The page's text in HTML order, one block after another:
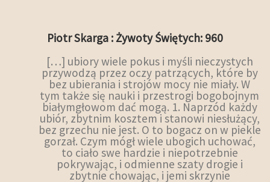
Piotr Skarga : Żywoty Świętych: 960
[…] ubiory wiele pokus i myśli nieczystych
przywodzą przez oczy patrzących, które by
bez ubierania i strojów mocy nie miały. W
tym także się nauki i przestrogi bogobojnym
białymgłowom dać mogą. 1. Naprzód każdy
ubiór, zbytnim kosztem i stanowi niesłużący,
bez grzechu nie jest. O to bogacz on w piekle
gorzał. Czym mógł wiele ubogich uchować,
to ciało swe hardzie i niepotrzebnie
pokrywając, i odmienne szaty drogie i
zbytnie chowając, i jemi skrzynie